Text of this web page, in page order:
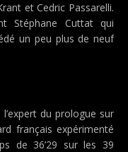
et Cedric Passarelli.
Stéphane Cuttat qui
un peu plus de neuf
du prologue sur
français expérimenté
de 36’29 sur les 39